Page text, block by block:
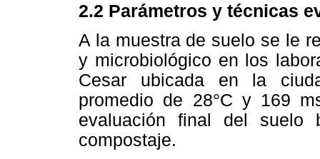
2.2 Parámetros y técnicas
A la muestra de suelo se le
y microbiológico en los
Cesar ubicada en la
promedio de 28°C y 169
evaluación final del suelo
compostaje.